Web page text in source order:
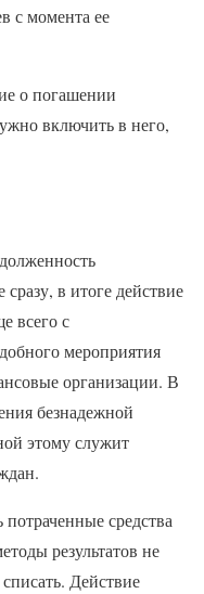
с момента ее
о погашении
включить в него,
в итоге действие
всего с
мероприятия
организации. В
безнадежной
этому служит
средства
результатов не
Действие